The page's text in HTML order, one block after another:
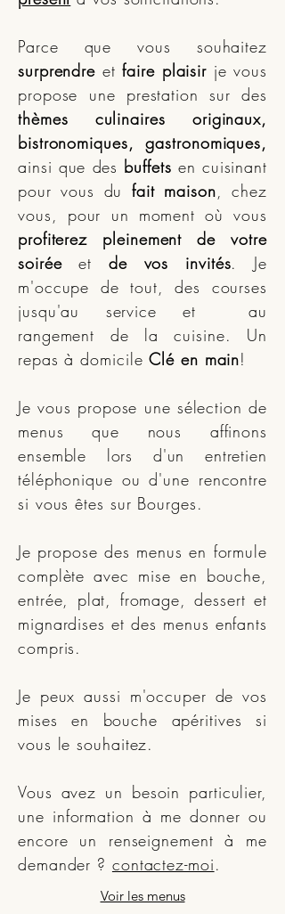
Parce que vous souhaitez
surprendre etfaire plaisir je vous
propose une prestation sur des
thèmes culinaires originaux,
bistronomiques, gastronomiques,
ainsi que des buffets en cuisinant
pour vous dufait maison, chez
vous, pour un moment où vous
profiterez pleinement de votre
soiréeet de vos invités. Je
m'occupe de tout, des courses
jusqu'au service et au
rangement de la cuisine. Un
repas à domicileClé en main!
Je vous propose une sélection de
menus que nous affinons
ensemble lors d'un entretien
téléphonique ou d'une rencontre
si vous êtes sur Bourges.
Je propose des menus en formule
complète avec mise en bouche,
entrée, plat, fromage, dessert et
mignardises et des menus enfants
compris.
Je peux aussi m'occuper de vos
mises en bouche apéritives si
vous le souhaitez.
Vous avez un besoin particulier,
une information à me donner ou
encore un renseignement à me
demander ? contactez-moi.
Voir les menus